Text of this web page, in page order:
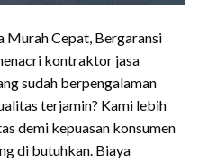
Murah Cepat, Bergaransi
kontraktor jasa
sudah berpengalaman
terjamin? Kami lebih
demi kepuasan konsumen
di butuhkan. Biaya